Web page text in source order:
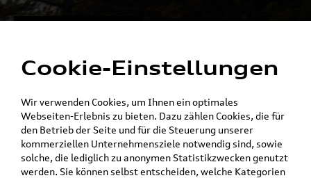
Cookie-Einstellungen
Wir verwenden Cookies, um Ihnen ein optimales
Webseiten-Erlebnis zu bieten. Dazu zählen Cookies, die für
den Betrieb der Seite und für die Steuerung unserer
kommerziellen Unternehmensziele notwendig sind, sowie
solche, die lediglich zu anonymen Statistikzwecken genutzt
werden. Sie können selbst entscheiden, welche Kategorien